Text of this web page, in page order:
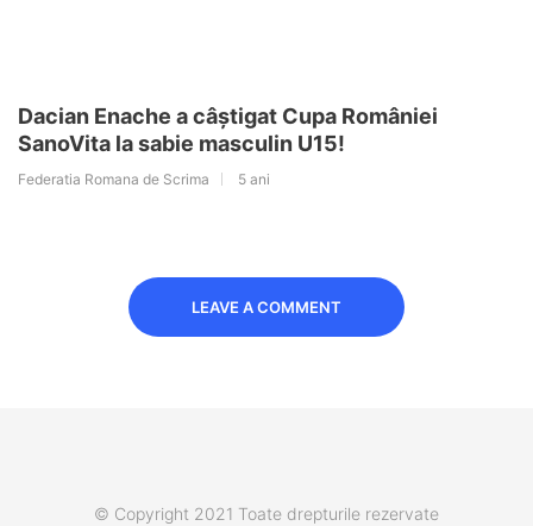
Dacian Enache a câștigat Cupa României
SanoVita la sabie masculin U15!
Federatia Romana de Scrima 5 ani
LEAVE A COMMENT
© Copyright 2021 Toate drepturile rezervate